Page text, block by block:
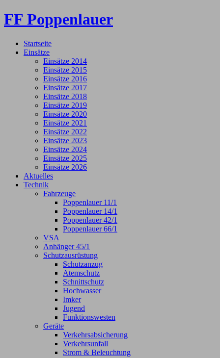
FF Poppenlauer
Startseite
Einsätze
Einsätze 2014
Einsätze 2015
Einsätze 2016
Einsätze 2017
Einsätze 2018
Einsätze 2019
Einsätze 2020
Einsätze 2021
Einsätze 2022
Einsätze 2023
Einsätze 2024
Einsätze 2025
Einsätze 2026
Aktuelles
Technik
Fahrzeuge
Poppenlauer 11/1
Poppenlauer 14/1
Poppenlauer 42/1
Poppenlauer 66/1
VSA
Anhänger 45/1
Schutzausrüstung
Schutzanzug
Atemschutz
Schnittschutz
Hochwasser
Imker
Jugend
Funktionswesten
Geräte
Verkehrsabsicherung
Verkehrsunfall
Strom & Beleuchtung